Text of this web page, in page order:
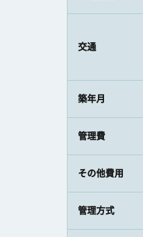
交通
築年月
管理費
その他費用
管理方式